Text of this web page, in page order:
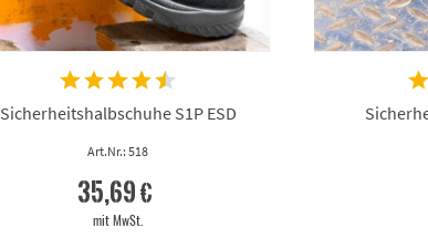
Sicherheitshalbschuhe S1P ESD
Art.Nr.: 518
35,69 €
mit MwSt.